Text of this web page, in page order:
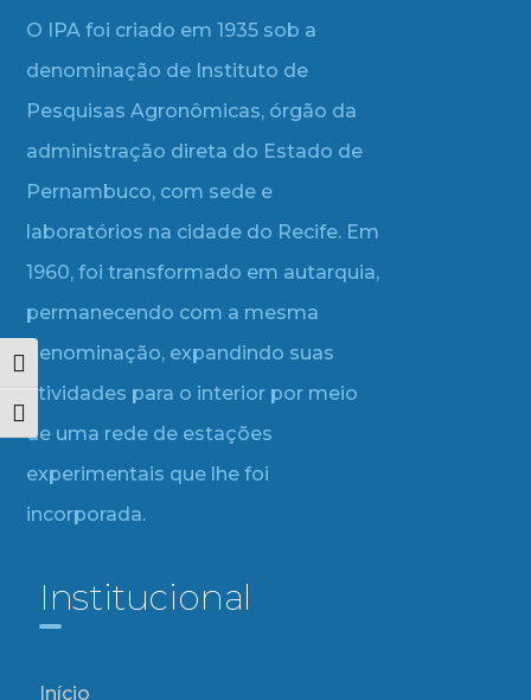
Alternar alto contraste
Alternar tamanho da fonte
O IPA foi criado em 1935 sob a
denominação de Instituto de
Pesquisas Agronômicas, órgão da
administração direta do Estado de
Pernambuco, com sede e
laboratórios na cidade do Recife. Em
1960, foi transformado em autarquia,
permanecendo com a mesma
denominação, expandindo suas
atividades para o interior por meio
de uma rede de estações
experimentais que lhe foi
incorporada.
Institucional
Início